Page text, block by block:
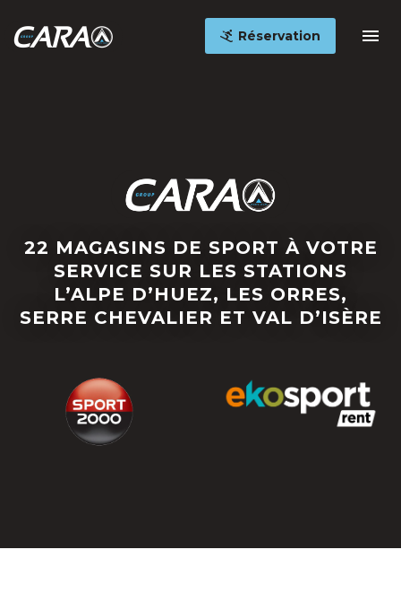
Réservation
22 MAGASINS DE SPORT À VOTRE
SERVICE SUR LES STATIONS
L’ALPE D’HUEZ, LES ORRES,
SERRE CHEVALIER ET VAL D’ISÈRE